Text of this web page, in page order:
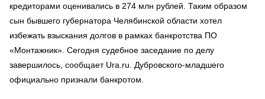
кредиторами оценивались в 274 млн рублей. Таким образом
сын бывшего губернатора Челябинской области хотел
избежать взыскания долгов в рамках банкротства ПО
«Монтажник». Сегодня судебное заседание по делу
завершилось, сообщает Ura.ru. Дубровского-младшего
официально признали банкротом.